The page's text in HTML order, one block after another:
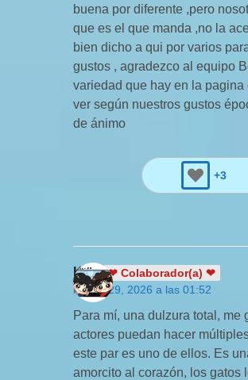
buena por diferente ,pero
que es el que manda ,no la
bien dicho a qui por varios
gustos , agradezco al equipo
variedad que hay en la pagina
ver según nuestros gustos
de ánimo
+3
Kira
❤ Colaborador(a) ❤
marzo 29, 2026 a las 01:52
Para mí, una dulzura total, me
actores puedan hacer
este par es uno de ellos. Es
amorcito al corazón, los gatos